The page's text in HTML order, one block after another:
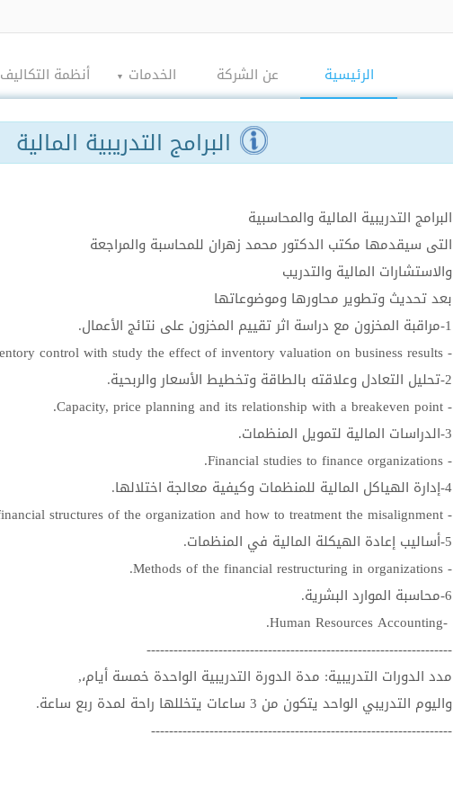
الرئيسية عن الشركة الخدمات ▼
المحاسبة والمراجعة
البرامج المالية والمحاسبية
العرض المالي بشأن جميع الدورات
التدريبية
أنظمة التكاليف
البرامج التدريبية المالية
البرامج التدريبية المالية والمحاسبية
التى سيقدمها مكتب الدكتور محمد زهران للمحاسبة والمراجعة
والاستشارات المالية والتدريب
بعد تحديث وتطوير محاورها وموضوعاتها
1-مراقبة المخزون مع دراسة اثر تقييم المخزون على نتائج الأعمال.
- Inventory control with study the effect of inventory valuation on business results.
2-تحليل التعادل وعلاقته بالطاقة وتخطيط الأسعار والربحية.
- Capacity, price planning and its relationship with a breakeven point.
3-الدراسات المالية لتمويل المنظمات.
- Financial studies to finance organizations.
4-إدارة الهياكل المالية للمنظمات وكيفية معالجة اختلالها.
- Management of the financial structures of the organization and how to treatment the misalignment.
5-أساليب إعادة الهيكلة المالية في المنظمات.
- Methods of the financial restructuring in organizations.
6-محاسبة الموارد البشرية.
-Human Resources Accounting.
--------------------------------------------------------------------
مدد الدورات التدريبية: مدة الدورة التدريبية الواحدة خمسة أيام،,
واليوم التدريبي الواحد يتكون من 3 ساعات يتخللها راحة لمدة ربع ساعة.
-------------------------------------------------------------------